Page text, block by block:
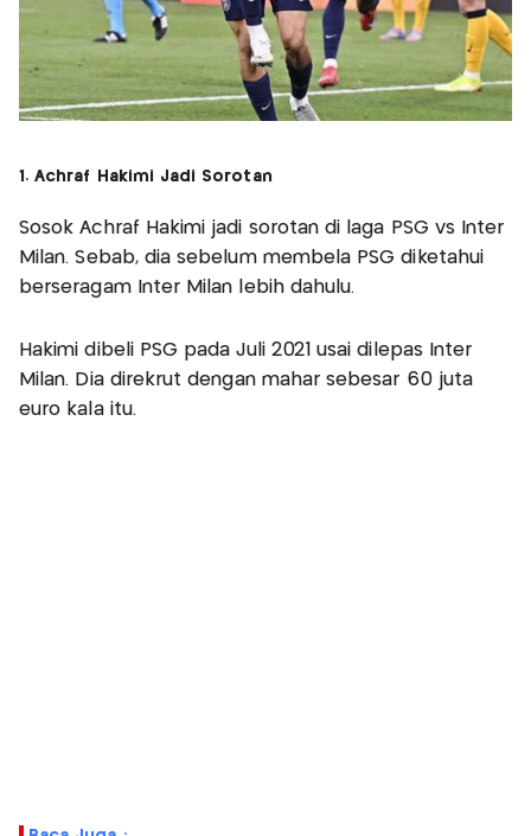
1. Achraf Hakimi Jadi Sorotan
Sosok Achraf Hakimi jadi sorotan di laga PSG vs Inter
Milan. Sebab, dia sebelum membela PSG diketahui
berseragam Inter Milan lebih dahulu.
Hakimi dibeli PSG pada Juli 2021 usai dilepas Inter
Milan. Dia direkrut dengan mahar sebesar 60 juta
euro kala itu.